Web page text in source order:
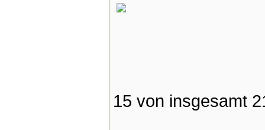
15 von insgesamt